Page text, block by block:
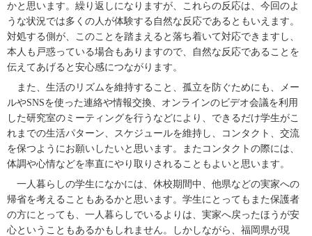
かと思います。繰り返しになりますが、これらの反応は、今回のよ
うな状況では多くの人が体験する自然な反応であるともいえます。
対処する側が、このことを踏まえると落ち着いて対応できますし、
本人も戸惑っている場合もありますので、自然な反応であることを
伝えてあげると安心感につながります。
また、生活のリズムを維持すること、孤立を防ぐためにも、メー
ルやSNSを使った連絡や情報交換、オンラインのビデオ会議を利用
した研究室のミーティングを行うなどにより、できるだけ学生がこ
れまでの生活パターン、スケジュールを維持し、コンタクト、交流
を保つようにお願いしたいと思います。またコンタクトの際には、
体調や心情などを率直にやり取りされることもよいと思います。
一人暮らしの学生になかには、休校期間中、他県などの実家への
帰省を考えることもあるかと思います。学生にとってもまた保護者
の方にとっても、一人暮らしでいるよりは、実家へ戻ったほうが安
心ということもあるかもしれません。しかしながら、福岡県が現